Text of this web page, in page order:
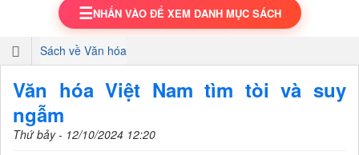
TOGGLE NAVIGATION
☰NHẤN VÀO ĐỂ XEM DANH MỤC SÁCH
Sách về Văn hóa
Văn hóa Việt Nam tìm tòi và suy
ngẫm
Thứ bảy - 12/10/2024 12:20